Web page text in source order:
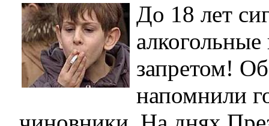
До 18 лет
запретом!
напомнили